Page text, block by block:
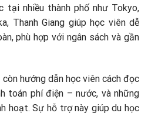
tại nhiều thành phố như Tokyo,
Thanh Giang giúp học viên dễ
phù hợp với ngân sách và gần
hướng dẫn học viên cách đọc
toán phí điện – nước, và những
hoạt. Sự hỗ trợ này giúp du học